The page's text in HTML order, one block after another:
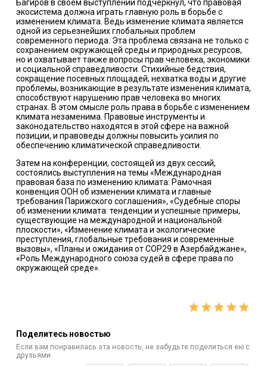
Багиров в своем выступлении подчеркнул, что правовая
экосистема должна играть главную роль в борьбе с
изменением климата. Ведь изменение климата является
одной из серьезнейших глобальных проблем
современного периода. Эта проблема связана не только с
сохранением окружающей среды и природных ресурсов,
но и охватывает также вопросы прав человека, экономики
и социальной справедливости. Стихийные бедствия,
сокращение посевных площадей, нехватка воды и другие
проблемы, возникающие в результате изменения климата,
способствуют нарушению прав человека во многих
странах. В этом смысле роль права в борьбе с изменением
климата незаменима. Правовые инструменты и
законодательство находятся в этой сфере на важной
позиции, и правоведы должны повысить усилия по
обеспечению климатической справедливости.
Затем на конференции, состоящей из двух сессий,
состоялись выступления на темы «Международная
правовая база по изменению климата: Рамочная
конвенция ООН об изменении климата и главные
требования Парижского соглашения», «Судебные споры
об изменении климата: тенденции и успешные примеры,
существующие на международной и национальной
плоскости», «Изменение климата и экологические
преступления, глобальные требования и современные
вызовы», «Планы и ожидания от COP29 в Азербайджане»,
«Роль Международного союза судей в сфере права по
окружающей среде».
Поделитесь новостью
Если вам понравилась эта новость, не забудьте поделиться ею с
друзьями